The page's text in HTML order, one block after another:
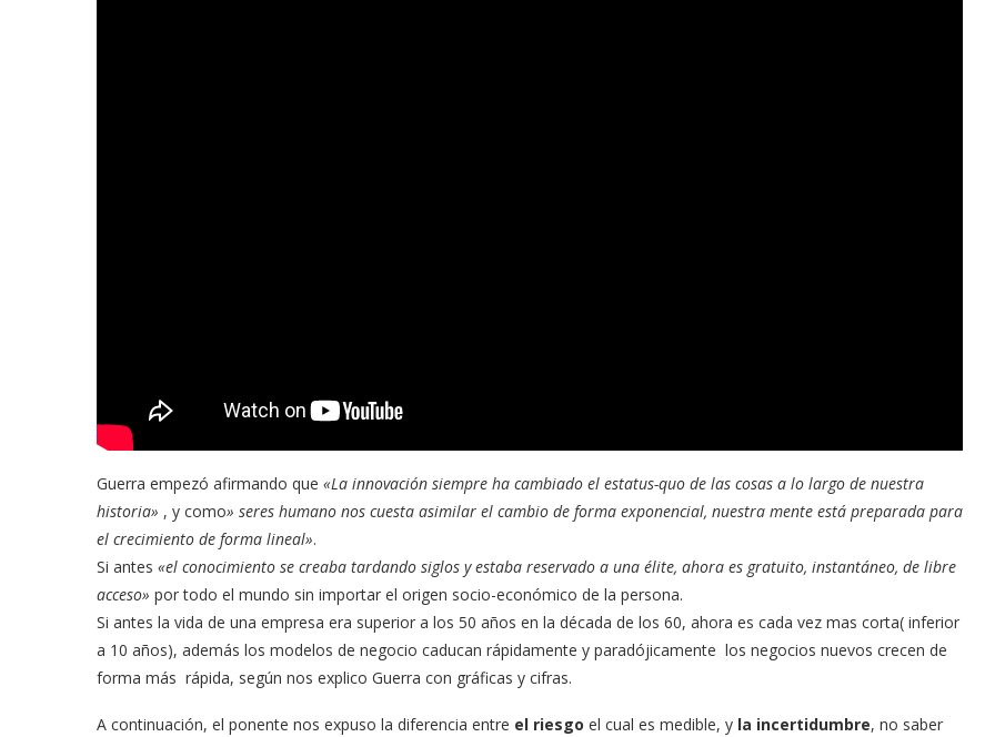
Guerra empezó afirmando que «La innovación siempre ha cambiado el estatus-quo de las cosas a lo largo de nuestra
historia» , y como» seres humano nos cuesta asimilar el cambio de forma exponencial, nuestra mente está preparada para
el crecimiento de forma lineal».
Si antes «el conocimiento se creaba tardando siglos y estaba reservado a una élite, ahora es gratuito, instantáneo, de libre
acceso» por todo el mundo sin importar el origen socio-económico de la persona.
Si antes la vida de una empresa era superior a los 50 años en la década de los 60, ahora es cada vez mas corta( inferior
a 10 años), además los modelos de negocio caducan rápidamente y paradójicamente los negocios nuevos crecen de
forma más rápida, según nos explico Guerra con gráficas y cifras.
A continuación, el ponente nos expuso la diferencia entre el riesgo el cual es medible, y la incertidumbre, no saber